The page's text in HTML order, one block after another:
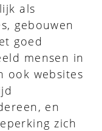
als
gebouwen
goed
mensen in
ook websites
en
zich